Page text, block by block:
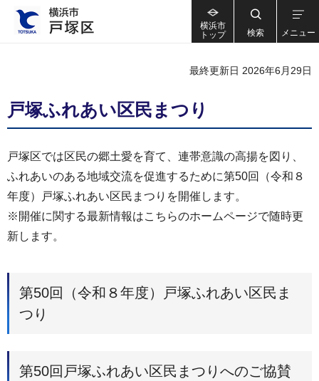
横浜市
トップ
検索 メニュー
最終更新日 2026年6月29日
戸塚ふれあい区民まつり
戸塚区では区民の郷土愛を育て、連帯意識の高揚を図り、
ふれあいのある地域交流を促進するために第50回（令和８
年度）戸塚ふれあい区民まつりを開催します。
※開催に関する最新情報はこちらのホームページで随時更
新します。
第50回（令和８年度）戸塚ふれあい区民ま
つり
第50回戸塚ふれあい区民まつりへのご協賛